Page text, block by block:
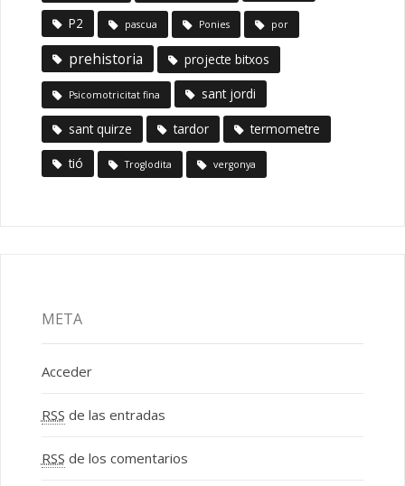
P2 pascua Ponies por
prehistoria projecte bitxos
Psicomotricitat fina sant jordi
sant quirze tardor
termometre
tió
Troglodita vergonya
META
Acceder
RSS de las entradas
RSS de los comentarios